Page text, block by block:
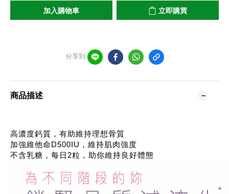
加入購物車 立即購買
分享到
商品描述
高濃度鈣質，有助維持理想骨質
加強維他命D500IU，維持肌肉強度
不含乳糖，每日2粒，助你維持良好體態